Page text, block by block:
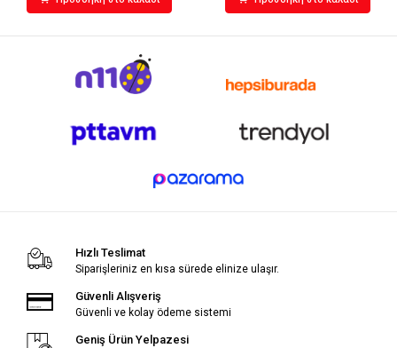
Hızlı Teslimat
Siparişleriniz en kısa sürede elinize ulaşır.
Güvenli Alışveriş
Güvenli ve kolay ödeme sistemi
Geniş Ürün Yelpazesi